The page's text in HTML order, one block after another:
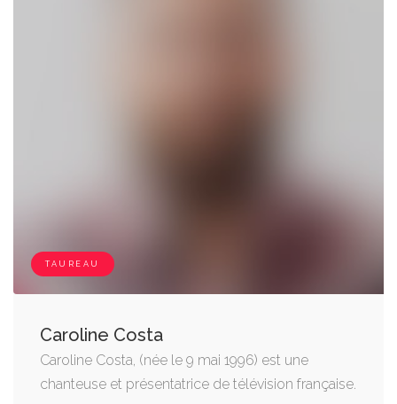
TAUREAU
Caroline Costa
Caroline Costa, (née le 9 mai 1996) est une
chanteuse et présentatrice de télévision française.